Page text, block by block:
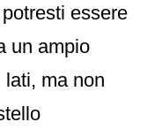
essere
un ampio
ma non